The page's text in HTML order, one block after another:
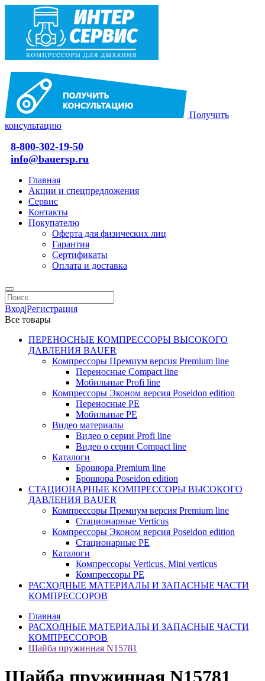
Получить
консультацию
8-800-302-19-50
info@bauersp.ru
Главная
Акции и спецпредложения
Сервис
Контакты
Покупателю
Оферта для физических лиц
Гарантия
Сертификаты
Оплата и доставка
Вход|Регистрация
Все товары
ПЕРЕНОСНЫЕ КОМПРЕССОРЫ ВЫСОКОГО
ДАВЛЕНИЯ BAUER
Компрессоры Премиум версия Premium line
Переносные Compact line
Мобильные Profi line
Компрессоры Эконом версия Poseidon edition
Переносные PE
Мобильные PE
Видео материалы
Видео о серии Profi line
Видео о серии Compact line
Каталоги
Брошюра Premium line
Брошюра Poseidon edition
СТАЦИОНАРНЫЕ КОМПРЕССОРЫ ВЫСОКОГО
ДАВЛЕНИЯ BAUER
Компрессоры Премиум версия Premium line
Стационарные Verticus
Компрессоры Эконом версия Poseidon edition
Стационарные PE
Каталоги
Компрессоры Verticus. Mini verticus
Компрессоры PE
РАСХОДНЫЕ МАТЕРИАЛЫ И ЗАПАСНЫЕ ЧАСТИ
КОМПРЕССОРОВ
Главная
РАСХОДНЫЕ МАТЕРИАЛЫ И ЗАПАСНЫЕ ЧАСТИ
КОМПРЕССОРОВ
Шайба пружинная N15781